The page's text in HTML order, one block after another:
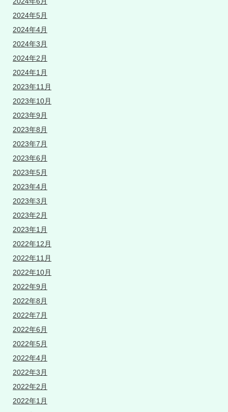
2024年5月
2024年4月
2024年3月
2024年2月
2024年1月
2023年11月
2023年10月
2023年9月
2023年8月
2023年7月
2023年6月
2023年5月
2023年4月
2023年3月
2023年2月
2023年1月
2022年12月
2022年11月
2022年10月
2022年9月
2022年8月
2022年7月
2022年6月
2022年5月
2022年4月
2022年3月
2022年2月
2022年1月